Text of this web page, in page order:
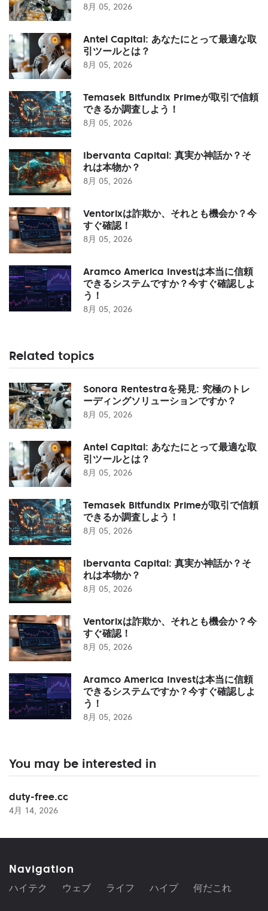
8月 05, 2026
Antel Capital: あなたにとって最適な取
引ツールとは？
8月 05, 2026
Temasek Bitfundix Primeが取引で信頼
できるか調査しよう！
8月 05, 2026
Ibervanta Capital: 真実か神話か？そ
れは本物か？
8月 05, 2026
Ventorixは詐欺か、それとも機会か？今
すぐ確認！
8月 05, 2026
Aramco America Investは本当に信頼
できるシステムですか？今すぐ確認しよ
う！
8月 05, 2026
Related topics
Sonora Rentestraを発見: 究極のトレ
ーディングソリューションですか？
8月 05, 2026
Antel Capital: あなたにとって最適な取
引ツールとは？
8月 05, 2026
Temasek Bitfundix Primeが取引で信頼
できるか調査しよう！
8月 05, 2026
Ibervanta Capital: 真実か神話か？そ
れは本物か？
8月 05, 2026
Ventorixは詐欺か、それとも機会か？今
すぐ確認！
8月 05, 2026
Aramco America Investは本当に信頼
できるシステムですか？今すぐ確認しよ
う！
8月 05, 2026
You may be interested in
duty-free.cc
4月 14, 2026
Navigation
ハイテク ウェブ ライフ ハイプ 何だこれ